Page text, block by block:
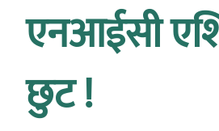
एनआईसी
छुट !